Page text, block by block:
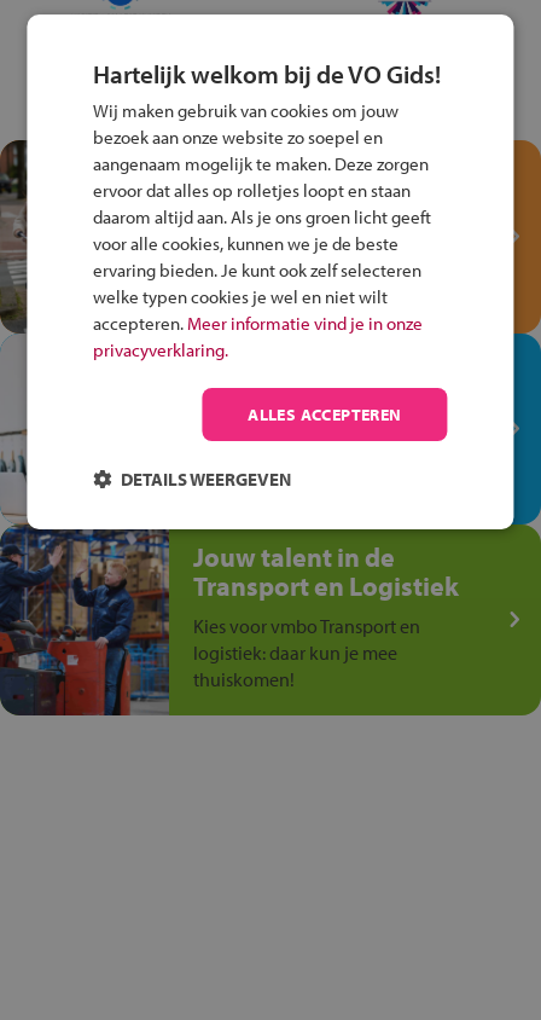
Test je kennis met het
Fiets Veilig
Verkeersspel!
Speel het Fiets Veilig Verkeersspel
en win een Cortina-fiets!
In de winkel ben je op je
plek!
Ontdek via het vmbo jouw talent
anders is!
Jouw talent in de
Transport en Logistiek
Kies voor vmbo Transport en
logistiek: daar kun je mee
thuiskomen!
Hartelijk welkom bij de VO Gids!
Wij maken gebruik van cookies om jouw
bezoek aan onze website zo soepel en
aangenaam mogelijk te maken. Deze zorgen
ervoor dat alles op rolletjes loopt en staan
daarom altijd aan. Als je ons groen licht geeft
voor alle cookies, kunnen we je de beste
ervaring bieden. Je kunt ook zelf selecteren
welke typen cookies je wel en niet wilt
accepteren. Meer informatie vind je in onze
privacyverklaring.
ALLES ACCEPTEREN
DETAILS WEERGEVEN